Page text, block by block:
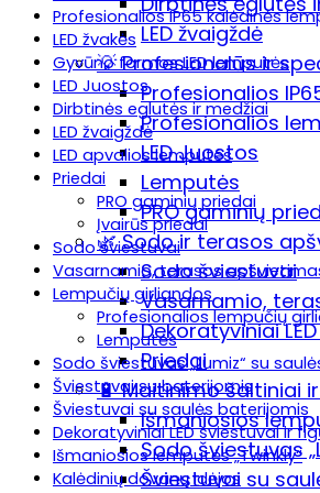
LED žvaigždė
💡 Profesionalūs ir
Profesionalios
Profesionalios
LED Juostos
Lemputės
PRO gaminių
🌿 Sodo ir terasos
Sodo šviestuvai
Vasarnamio,
Dekoratyviniai
Priedai
🔋 Maitinimo šaltiniai
Išmaniosios
Sodo šviestuvas
Šviestuvai su
Profesionalios IP65 kalėdinės
LED žvakės
Gyvūno formos LED lemputės
LED Juostos
Dirbtinės eglutės ir medžiai
LED žvaigždė
LED apvalios lemputės
Priedai
PRO gaminių priedai
Įvairūs priedai
Sodo šviestuvai
Vasarnamio, terasos
Lempučių girliandos
Profesionalios lempučių
Lemputės
Sodo šviestuvas „Lumiz“ su
Šviestuvai su baterijomis
Šviestuvai su saulės baterijomis
Dekoratyviniai LED šviestuvai ir
Išmaniosios lemputės „Twinkly“
Kalėdinių dovanų idėjos